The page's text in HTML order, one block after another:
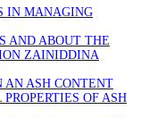
IN MANAGING
AND ABOUT THE
ZAINIDDINA
AN ASH CONTENT
OF ASH